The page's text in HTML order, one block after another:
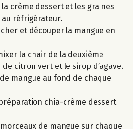
la crème dessert et les graines
au réfrigérateur.
et découper la mangue en
la chair de la deuxième
de citron vert et le sirop d’agave.
mangue au fond de chaque
chia-crème dessert
de mangue sur chaque